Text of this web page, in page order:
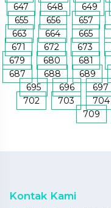
647
648 649
655
656 657
663
664 665
671
672 673
679
680 681
687
688 689
695
696 697
702
703 704
709
Kontak Kami